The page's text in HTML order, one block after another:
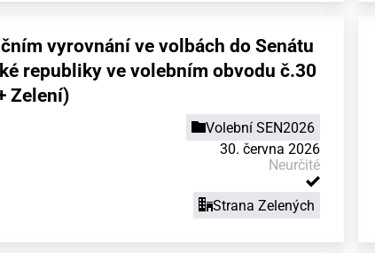
vyrovnání ve volbách do Senátu
republiky ve volebním obvodu č.30
Zelení)
Volební SEN2026
30. června 2026
Neurčité
Strana Zelených